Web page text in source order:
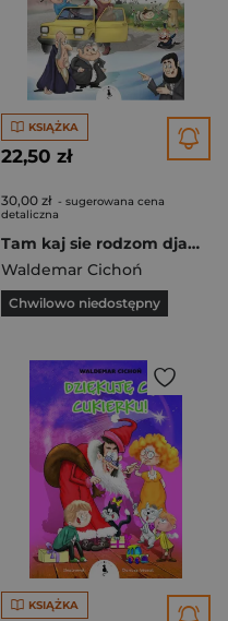
KSIĄŻKA
22,50 zł
30,00 zł - sugerowana cena
detaliczna
Tam kaj sie rodzom djamynty
Waldemar Cichoń
Chwilowo niedostępny
KSIĄŻKA